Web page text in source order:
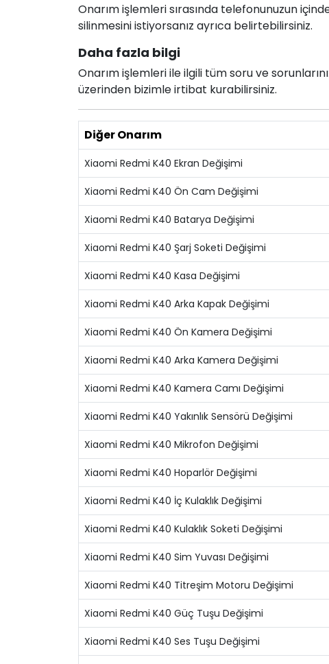
Onarım işlemleri sırasında telefonunuzun
silinmesini istiyorsanız ayrıca belirtebilirsiniz.
Daha fazla bilgi
Onarım işlemleri ile ilgili tüm soru ve
üzerinden bizimle irtibat kurabilirsiniz.
Diğer Onarım
Xiaomi Redmi K40 Ekran Değişimi
Xiaomi Redmi K40 Ön Cam Değişimi
Xiaomi Redmi K40 Batarya Değişimi
Xiaomi Redmi K40 Şarj Soketi Değişimi
Xiaomi Redmi K40 Kasa Değişimi
Xiaomi Redmi K40 Arka Kapak Değişimi
Xiaomi Redmi K40 Ön Kamera Değişimi
Xiaomi Redmi K40 Arka Kamera Değişimi
Xiaomi Redmi K40 Kamera Camı Değişimi
Xiaomi Redmi K40 Yakınlık Sensörü Değişimi
Xiaomi Redmi K40 Mikrofon Değişimi
Xiaomi Redmi K40 Hoparlör Değişimi
Xiaomi Redmi K40 İç Kulaklık Değişimi
Xiaomi Redmi K40 Kulaklık Soketi Değişimi
Xiaomi Redmi K40 Sim Yuvası Değişimi
Xiaomi Redmi K40 Titreşim Motoru Değişimi
Xiaomi Redmi K40 Güç Tuşu Değişimi
Xiaomi Redmi K40 Ses Tuşu Değişimi